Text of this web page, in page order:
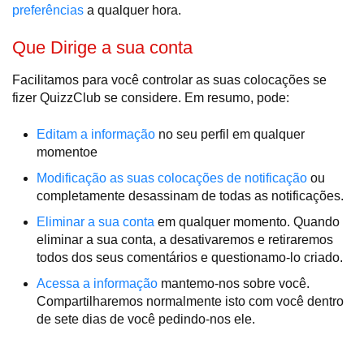
preferências a qualquer hora.
Que Dirige a sua conta
Facilitamos para você controlar as suas colocações se
fizer QuizzClub se considere. Em resumo, pode:
Editam a informação no seu perfil em qualquer
momentoe
Modificação as suas colocações de notificação ou
completamente desassinam de todas as notificações.
Eliminar a sua conta em qualquer momento. Quando
eliminar a sua conta, a desativaremos e retiraremos
todos dos seus comentários e questionamo-lo criado.
Acessa a informação mantemo-nos sobre você.
Compartilharemos normalmente isto com você dentro
de sete dias de você pedindo-nos ele.